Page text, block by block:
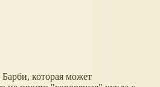
которая может